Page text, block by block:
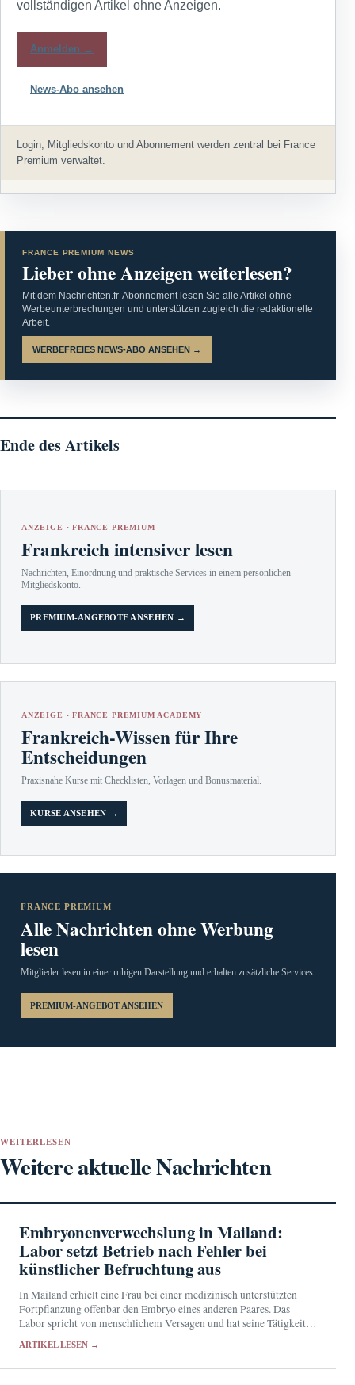
vollständigen Artikel ohne Anzeigen.
Anmelden →
News-Abo ansehen
Login, Mitgliedskonto und Abonnement werden zentral bei France
Premium verwaltet.
FRANCE PREMIUM NEWS
Lieber ohne Anzeigen weiterlesen?
Mit dem Nachrichten.fr-Abonnement lesen Sie alle Artikel ohne
Werbeunterbrechungen und unterstützen zugleich die redaktionelle
Arbeit.
WERBEFREIES NEWS-ABO ANSEHEN →
Ende des Artikels
ANZEIGE · FRANCE PREMIUM
Frankreich intensiver lesen
Nachrichten, Einordnung und praktische Services in einem persönlichen
Mitgliedskonto.
PREMIUM-ANGEBOTE ANSEHEN →
ANZEIGE · FRANCE PREMIUM ACADEMY
Frankreich-Wissen für Ihre
Entscheidungen
Praxisnahe Kurse mit Checklisten, Vorlagen und Bonusmaterial.
KURSE ANSEHEN →
FRANCE PREMIUM
Alle Nachrichten ohne Werbung
lesen
Mitglieder lesen in einer ruhigen Darstellung und erhalten zusätzliche Services.
PREMIUM-ANGEBOT ANSEHEN
WEITERLESEN
Weitere aktuelle Nachrichten
Embryonenverwechslung in Mailand:
Labor setzt Betrieb nach Fehler bei
künstlicher Befruchtung aus
In Mailand erhielt eine Frau bei einer medizinisch unterstützten
Fortpflanzung offenbar den Embryo eines anderen Paares. Das
Labor spricht von menschlichem Versagen und hat seine Tätigkeit
ARTIKEL LESEN →